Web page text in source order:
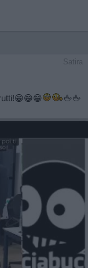
Satira
🖕🖕